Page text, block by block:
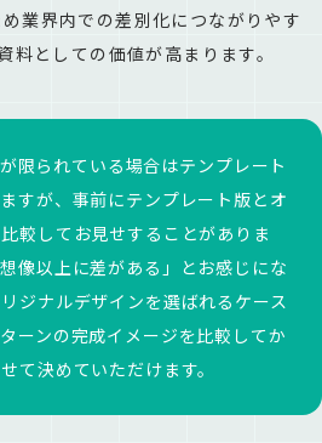
業界内での差別化につながりやす
としての価値が高まります。
限られている場合はテンプレート
すが、事前にテンプレート版とオ
較してお見せすることがありま
像以上に差がある」とお感じにな
ジナルデザインを選ばれるケース
ーンの完成イメージを比較してか
て決めていただけます。